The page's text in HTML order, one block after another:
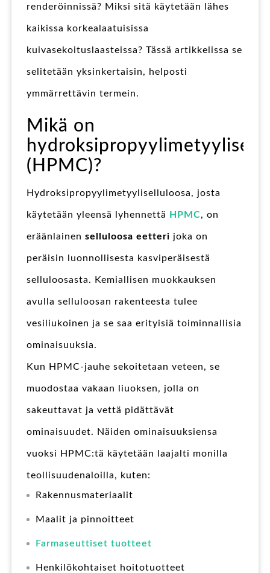
renderöinnissä? Miksi sitä käytetään lähes
kaikissa korkealaatuisissa
kuivasekoituslaasteissa? Tässä artikkelissa se
selitetään yksinkertaisin, helposti
ymmärrettävin termein.
Mikä on
(HPMC)?
Hydroksipropyylimetyyliselluloosa, josta
käytetään yleensä lyhennettä HPMC, on
eräänlainen selluloosa eetteri joka on
peräisin luonnollisesta kasviperäisestä
selluloosasta. Kemiallisen muokkauksen
avulla selluloosan rakenteesta tulee
vesiliukoinen ja se saa erityisiä toiminnallisia
ominaisuuksia.
Kun HPMC-jauhe sekoitetaan veteen, se
muodostaa vakaan liuoksen, jolla on
sakeuttavat ja vettä pidättävät
ominaisuudet. Näiden ominaisuuksiensa
vuoksi HPMC:tä käytetään laajalti monilla
teollisuudenaloilla, kuten:
Rakennusmateriaalit
Maalit ja pinnoitteet
Farmaseuttiset tuotteet
Henkilökohtaiset hoitotuotteet